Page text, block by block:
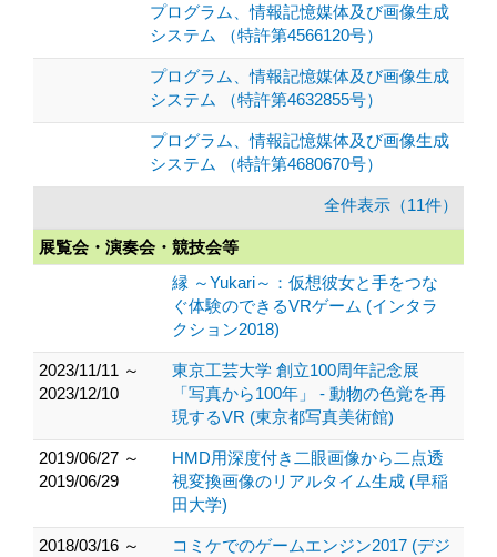
プログラム、情報記憶媒体及び画像生成
システム （特許第4566120号）
プログラム、情報記憶媒体及び画像生成
システム （特許第4632855号）
プログラム、情報記憶媒体及び画像生成
システム （特許第4680670号）
全件表示（11件）
展覧会・演奏会・競技会等
縁 ～Yukari～：仮想彼女と手をつな
ぐ体験のできるVRゲーム (インタラ
クション2018)
2023/11/11 ～
2023/12/10
東京工芸大学 創立100周年記念展
「写真から100年」 - 動物の色覚を再
現するVR (東京都写真美術館)
2019/06/27 ～
2019/06/29
HMD用深度付き二眼画像から二点透
視変換画像のリアルタイム生成 (早稲
田大学)
2018/03/16 ～ コミケでのゲームエンジン2017 (デジ